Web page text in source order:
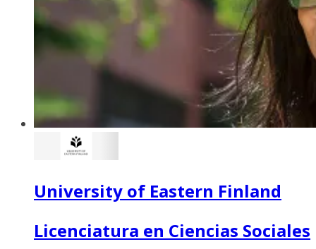
University of Eastern Finland
Licenciatura en Ciencias Sociales